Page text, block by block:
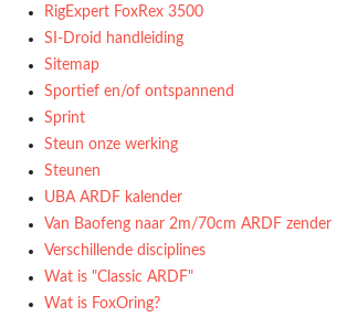
RigExpert FoxRex 3500
SI-Droid handleiding
Sitemap
Sportief en/of ontspannend
Sprint
Steun onze werking
Steunen
UBA ARDF kalender
Van Baofeng naar 2m/70cm ARDF zender
Verschillende disciplines
Wat is "Classic ARDF"
Wat is FoxOring?